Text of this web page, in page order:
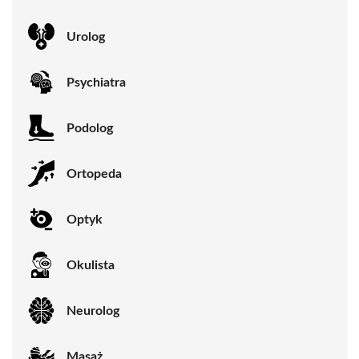
Urolog
Psychiatra
Podolog
Ortopeda
Optyk
Okulista
Neurolog